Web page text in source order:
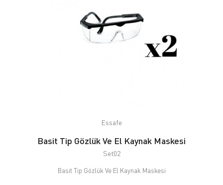
Essafe
Basit Tip Gözlük Ve El Kaynak Maskesi
Set02
Basit Tip Gözlük Ve El Kaynak Maskesi